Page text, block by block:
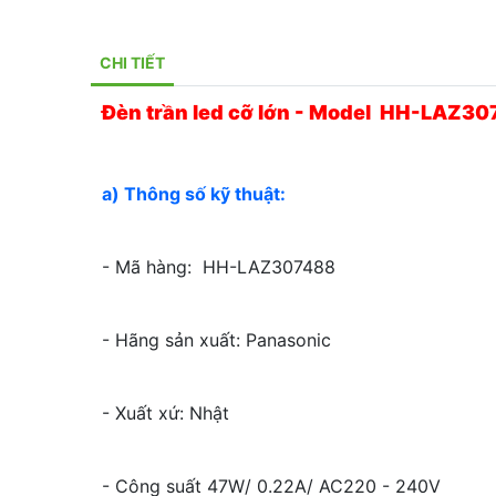
CHI TIẾT
Đèn trần led cỡ lớn - Model HH-
a) Thông số kỹ thuật:
- Mã hàng: HH-LAZ307488
- Hãng sản xuất: Panasonic
- Xuất xứ: Nhật
- Công suất 47W/ 0.22A/ AC220 - 240V